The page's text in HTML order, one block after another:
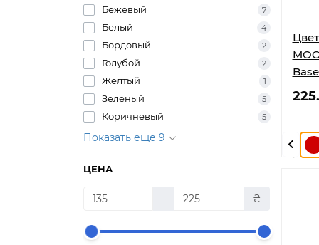
Бежевый 7
Белый 4
Бордовый 2
Голубой 2
Жёлтый 1
Зеленый 5
Коричневый 5
Показать еще 9
ЦЕНА
- ₴